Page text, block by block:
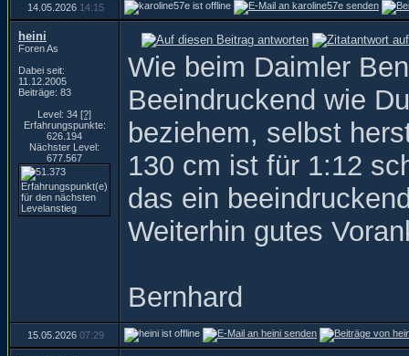
14.05.2026 14:15
heini
Foren As
Dabei seit:
11.12.2005
Beiträge: 83
Level: 34 [?]
Erfahrungspunkte:
626.194
Nächster Level:
677.567
Wie beim Daimler
Beeindruckend wie
beziehem, selbst
130 cm ist für 1:12
das ein
Weiterhin gutes
Bernhard
15.05.2026 07:29